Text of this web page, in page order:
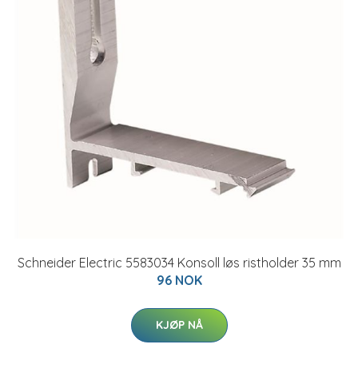
Schneider Electric 5583034 Konsoll løs ristholder 35 mm
96 NOK
KJØP NÅ